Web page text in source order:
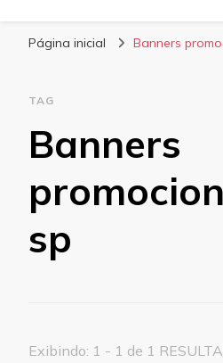
Página inicial Banners
TAG
Banners
sp
Exibindo: 1 - 1 de 1